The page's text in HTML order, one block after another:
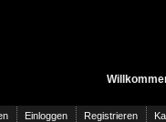
Einloggen Registrieren